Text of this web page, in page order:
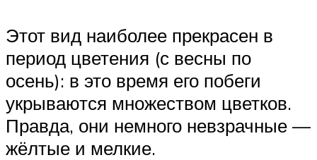
Этот вид наиболее прекрасен в
период цветения (с весны по
осень): в это время его побеги
укрываются множеством цветков.
Правда, они немного невзрачные —
жёлтые и мелкие.